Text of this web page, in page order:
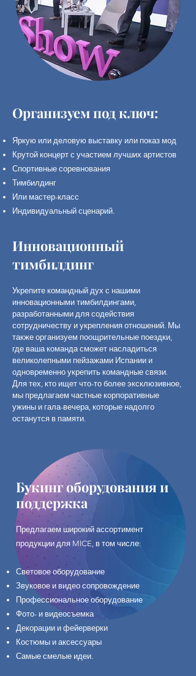
Организуем под ключ:
Яркую или деловую выставку или показ мод
Крутой концерт с участием лучших артистов
Спортивные соревнования
Тимбилдинг
Или мастер-класс
Индивидуальный сценарий.
Инновационный
тимбилдинг
Укрепите командный дух с нашими
инновационными тимбилдингами,
разработанными для содействия
сотрудничеству и укрепления отношений. Мы
также организуем поощрительные поездки,
где ваша команда сможет насладиться
великолепными пейзажами Испании и
одновременно укрепить командные связи.
Для тех, кто ищет что-то более эксклюзивное,
мы предлагаем частные корпоративные
ужины и гала-вечера, которые надолго
останутся в памяти.
Букинг оборудования и
поддержка
Предлагаем широкий ассортимент
продукции для MICE, в том числе:
Световое оборудование
Звуковое и видео сопровождение
Профессиональное оборудование
Фото- и видеосъемка
Декорации и фейерверки
Костюмы и аксессуары
Самые смелые идеи.